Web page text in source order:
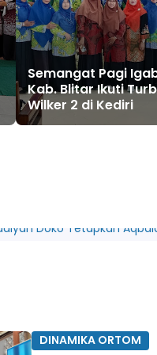
Semangat Pagi
Kab. Blitar Ikuti
Wilker 2 di Kediri
DINAMIKA ORTOM